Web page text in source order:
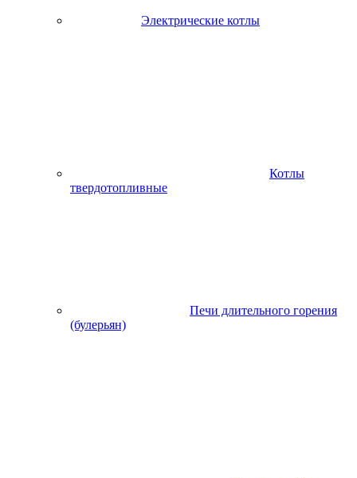
Электрические котлы
Котлы
твердотопливные
Печи длительного горения
(булерьян)